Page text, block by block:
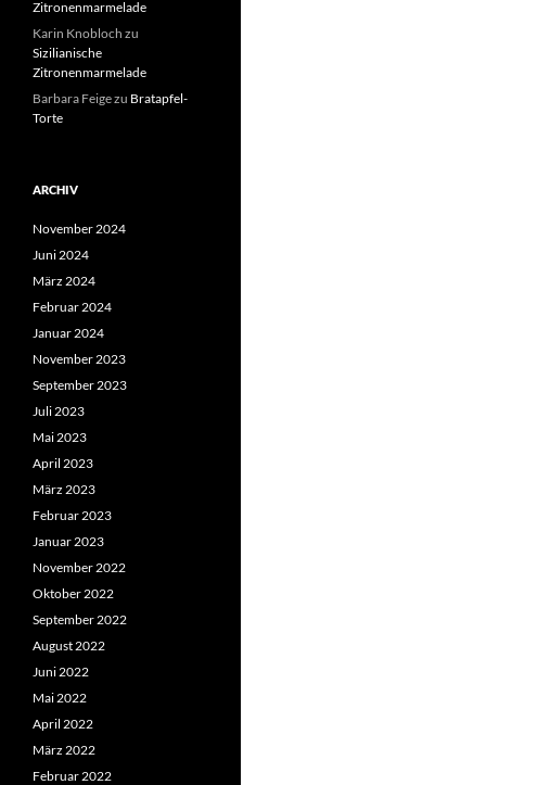
Zitronenmarmelade
Karin Knobloch zu
Sizilianische
Zitronenmarmelade
Barbara Feigezu Bratapfel-
Torte
ARCHIV
November 2024
Juni 2024
März 2024
Februar 2024
Januar 2024
November 2023
September 2023
Juli 2023
Mai 2023
April 2023
März 2023
Februar 2023
Januar 2023
November 2022
Oktober 2022
September 2022
August 2022
Juni 2022
Mai 2022
April 2022
März 2022
Februar 2022